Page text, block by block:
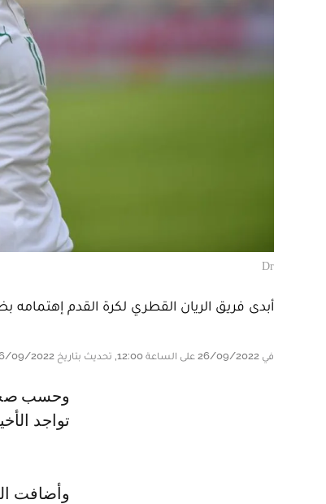
Dr
أبدى فريق الريان القطري لكرة القدم إهتمامه
في 26/09/2022 على الساعة 12:00, تحديث بتاريخ 26/09/2022 على الساعة 12:06
وحسب صحيفة العرب القطرية، فإن الفريق القطري سيحسم ضم بوفال خلال
تواجد
وأضافت